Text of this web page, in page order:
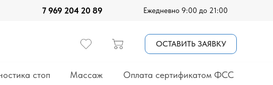
Ежедневно 9:00 до 21:00
7 969 204 20 89
Массаж
ОСТАВИТЬ ЗАЯВКУ
Оплата сертификатом ФСС
стоп